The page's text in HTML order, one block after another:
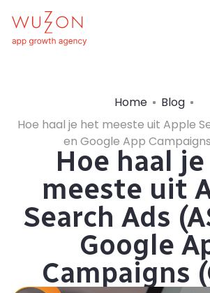
Home
Blog
Hoe haal je het meeste uit Apple
en Google App
Hoe haal
meeste uit
Search Ads
Google
Campaigns